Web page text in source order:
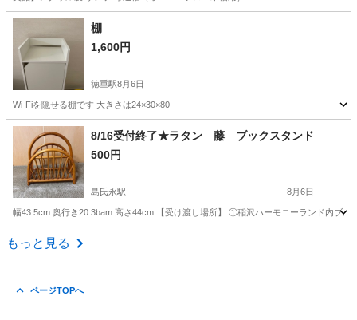
愛知 名古屋市 棚
1,600円
徳重駅8月6日
Wi-Fiを隠せる棚です 大きさは24×30×80
愛知 名古屋市 徳重駅 収納家具
8/16受付終了★ラタン 藤 ブックスタンド
500円
島氏永駅 8月6日
幅43.5cm 奥行き20.3bam 高さ44cm 【受け渡し場所】 ①稲沢ハーモニーランド内ブ
愛知 一宮市
もっと見る
ページTOPへ